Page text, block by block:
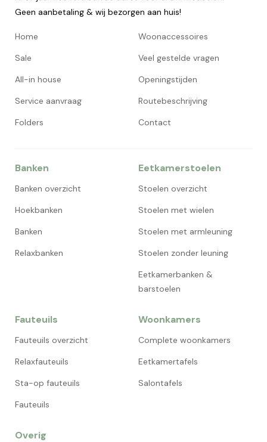
Geen aanbetaling & wij bezorgen aan huis!
Home
Sale
All-in house
Service aanvraag
Folders
Woonaccessoires
Veel gestelde vragen
Openingstijden
Routebeschrijving
Contact
Banken
Banken overzicht
Hoekbanken
Banken
Relaxbanken
Eetkamerstoelen
Stoelen overzicht
Stoelen met wielen
Stoelen met armleuning
Stoelen zonder leuning
Eetkamerbanken &
barstoelen
Fauteuils
Fauteuils overzicht
Relaxfauteuils
Sta-op fauteuils
Fauteuils
Woonkamers
Complete woonkamers
Eetkamertafels
Salontafels
Overig